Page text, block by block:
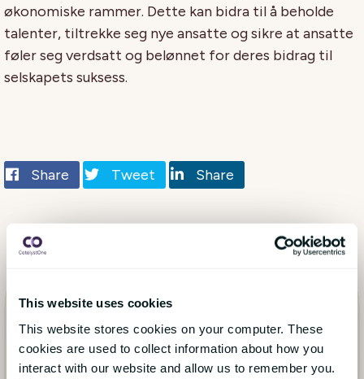
This website uses cookies
This website stores cookies on your computer. These
cookies are used to collect information about how you
interact with our website and allow us to remember you.
økonomiske rammer. Dette kan bidra til å beholde
talenter, tiltrekke seg nye ansatte og sikre at ansatte
føler seg verdsatt og belønnet for deres bidrag til
selskapets suksess.
Share Tweet Share